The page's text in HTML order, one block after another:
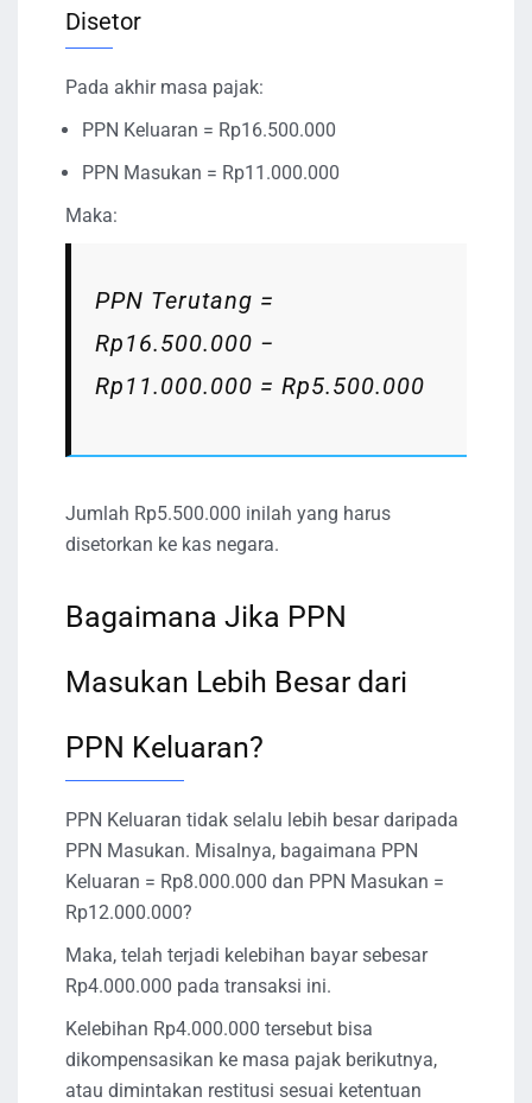
Disetor
Pada akhir masa pajak:
PPN Keluaran = Rp16.500.000
PPN Masukan = Rp11.000.000
Maka:
PPN Terutang =
Rp16.500.000 −
Rp11.000.000 = Rp5.500.000
Jumlah Rp5.500.000 inilah yang harus
disetorkan ke kas negara.
Bagaimana Jika PPN
Masukan Lebih Besar dari
PPN Keluaran?
PPN Keluaran tidak selalu lebih besar daripada
PPN Masukan. Misalnya, bagaimana PPN
Keluaran = Rp8.000.000 dan PPN Masukan =
Rp12.000.000?
Maka, telah terjadi kelebihan bayar sebesar
Rp4.000.000 pada transaksi ini.
Kelebihan Rp4.000.000 tersebut bisa
dikompensasikan ke masa pajak berikutnya,
atau dimintakan restitusi sesuai ketentuan